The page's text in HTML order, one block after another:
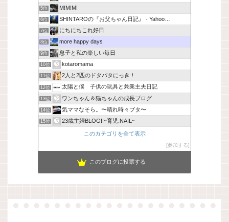
5位 M!M!M!
6位 SHINTAROの『お父ちゃん日記』 - Yahoo…
7位 にちにちこれ好日
8位 more happy days
9位 息子と私の楽しい毎日
10位 kotaromama
11位 2人と2匹のドタバタにっき！
12位 太陽と僕 子供の玩具と兼業主夫日記
13位 ワンちゃん＆猫ちゃんの成長ブログ
14位 気ママなそら。〜晴れ時々ブタ〜
15位 23歳主婦BLOG!!~育児.NAIL~
このカテゴリを全て表示
参加する
このブログに投票する